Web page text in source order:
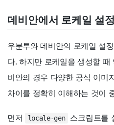
데비안에서 로케일 설
우분투와 데비안의 로케일 설
다. 하지만 로케일을 생성할
비안의 경우 다양한 공식 이미
차이를 정확히 이해하는 것이
먼저 locale-gen
스크립트를